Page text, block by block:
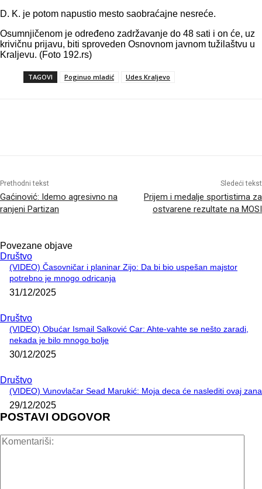
D. K. je potom napustio mesto saobraćajne nesreće.
Osumnjičenom je određeno zadržavanje do 48 sati i on će, uz
krivičnu prijavu, biti sproveden Osnovnom javnom tužilaštvu u
Kraljevu. (Foto 192.rs)
TAGOVI Poginuo mladić Udes Kraljevo
Prethodni tekst
Gaćinović: Idemo agresivno na
ranjeni Partizan
Sledeći tekst
Prijem i medalje sportistima za
ostvarene rezultate na MOSI
Povezane objave
Društvo
(VIDEO) Časovničar i planinar Zijo: Da bi bio uspešan majstor
potrebno je mnogo odricanja
31/12/2025
Društvo
(VIDEO) Obućar Ismail Salković Car: Ahte-vahte se nešto zaradi,
nekada je bilo mnogo bolje
30/12/2025
Društvo
(VIDEO) Vunovlačar Sead Marukić: Moja deca će naslediti ovaj
29/12/2025
POSTAVI ODGOVOR